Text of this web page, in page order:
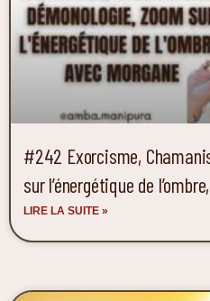
#242 Exorcisme,
sur l’énergétique de
LIRE LA SUITE »